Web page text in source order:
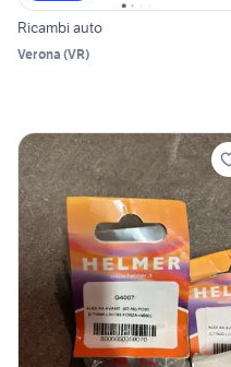
Ricambi auto
Verona (VR)